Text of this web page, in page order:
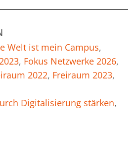
Welt ist mein Campus,
, Fokus Netzwerke 2026,
2022, Freiraum 2023,
Digitalisierung stärken,